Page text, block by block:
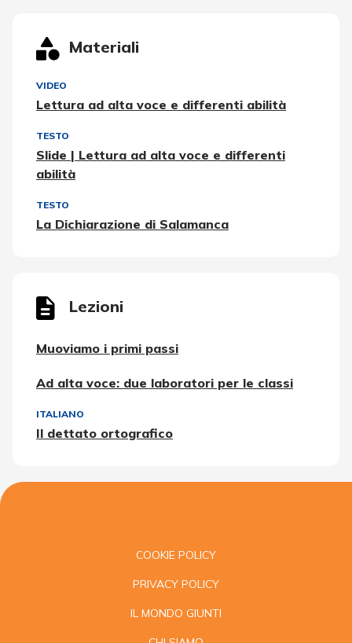
Materiali
VIDEO
Lettura ad alta voce e differenti abilità
TESTO
Slide | Lettura ad alta voce e differenti
abilità
TESTO
La Dichiarazione di Salamanca
Lezioni
Muoviamo i primi passi
Ad alta voce: due laboratori per le classi
ITALIANO
Il dettato ortografico
COOKIE POLICY
PRIVACY POLICY
IL MONDO GIUNTI